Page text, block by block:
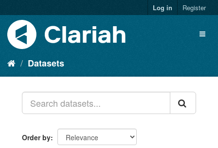
Log in Register
Datasets
Order by